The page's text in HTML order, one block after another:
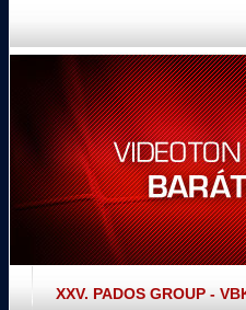
XXV. PADOS GROUP -